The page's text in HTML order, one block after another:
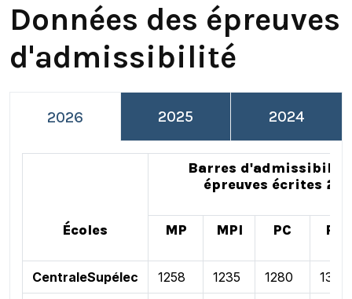
Données des épreuves
d'admissibilité
2026 2025 2024
Écoles
Barres d'admissibilité
épreuves écrites
MP MPI PC PSI
CentraleSupélec 1258 1235 1280 1336